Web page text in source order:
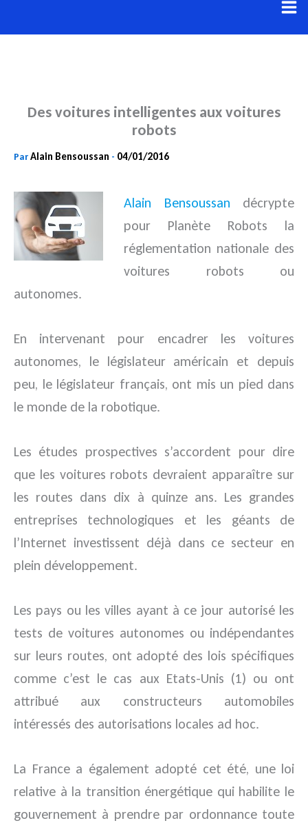
au
Des voitures intelligentes aux voitures
robots
ParAlain Bensoussan - 04/01/2016
Alain Bensoussan décrypte
pour Planète Robots la
réglementation nationale des
voitures robots ou
autonomes.
En intervenant pour encadrer les voitures
autonomes, le législateur américain et depuis
peu, le législateur français, ont mis un pied dans
le monde de la robotique.
Les études prospectives s’accordent pour dire
que les voitures robots devraient apparaître sur
les routes dans dix à quinze ans. Les grandes
entreprises technologiques et les géants de
l’Internet investissent déjà dans ce secteur en
plein développement.
Les pays ou les villes ayant à ce jour autorisé les
tests de voitures autonomes ou indépendantes
sur leurs routes, ont adopté des lois spécifiques
comme c’est le cas aux Etats-Unis (1) ou ont
attribué aux constructeurs automobiles
intéressés des autorisations locales ad hoc.
La France a également adopté cet été, une loi
relative à la transition énergétique qui habilite le
gouvernement à prendre par ordonnance toute